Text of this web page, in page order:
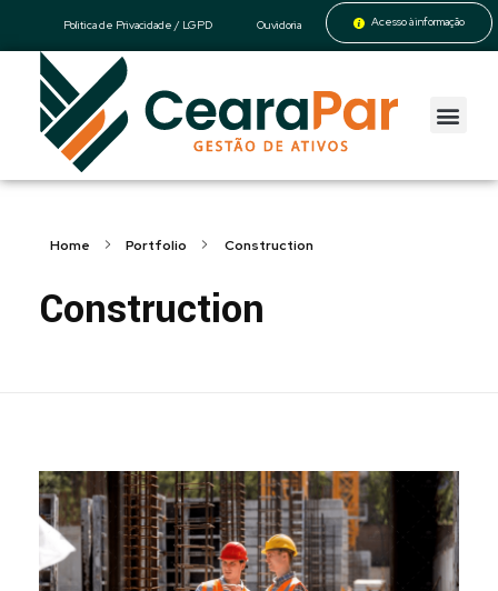
Politica de Privacidade / LGPD Ouvidoria Acesso à informação
CearaPar
Gestão de Ativos
Home Portfolio Construction
Construction